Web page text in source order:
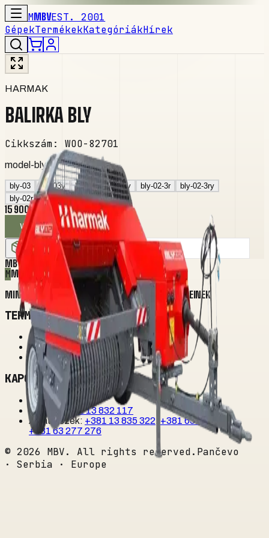
MMBVEST. 2001
GépekTermékekKategóriákHírek
HARMAK
BALIRKA BLY
Cikkszám: WOO-82701
model-bly
bly-03 bly-03y bly-02 bly-02y bly-02-3r
bly-02-3ry
bly-02r
bly-02ry bly-02rw
15 900,00 EUR-TÓL
VÁLASSZON OPCIÓKAT
Specifikációk
MBV
MMBV
MINDEN EGY HELYEN A MEZŐGAZDASÁG SZERELMESEINEK
TERMÉKEK
Kategóriák
Márkák
Hírek
KAPCSOLAT
info@mbv.rs
Gépek : +381 13 832 117
Alkatrészek: +381 13 835 322 +381 63 342 499,
+381 63 277 276
© 2026 MBV. All rights reserved. Pančevo
· Serbia · Europe